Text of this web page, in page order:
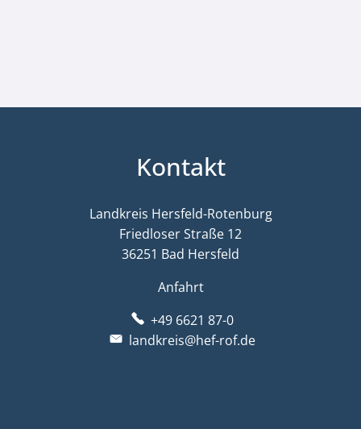
Kontakt
Landkreis Hersfeld-Rotenburg
Friedloser Straße 12
36251 Bad Hersfeld
Anfahrt
+49 6621 87-0
landkreis@hef-rof.de